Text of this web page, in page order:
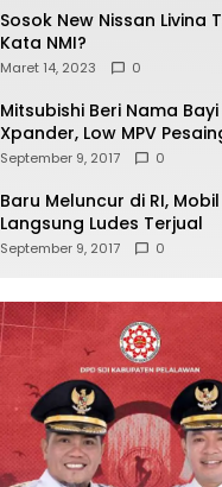
Sosok New Nissan Livina
Kata NMI?
Maret 14, 2023 0
Mitsubishi Beri Nama
Xpander, Low MPV
September 9, 2017 0
Baru Meluncur di RI,
Langsung Ludes Terjual
September 9, 2017 0